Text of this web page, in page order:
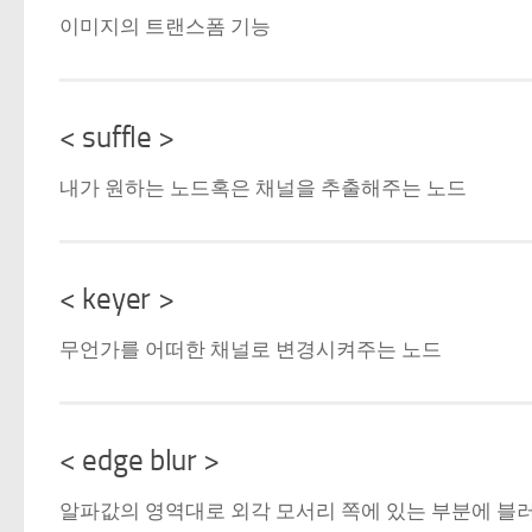
이미지의 트랜스폼 기능
< suffle >
내가 원하는 노드혹은 채널을 추출해주는 노드
< keyer >
무언가를 어떠한 채널로 변경시켜주는 노드
< edge blur >
알파값의 영역대로 외각 모서리 쪽에 있는 부분에 블